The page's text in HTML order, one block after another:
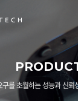
구를 초월하는 성능과 신뢰